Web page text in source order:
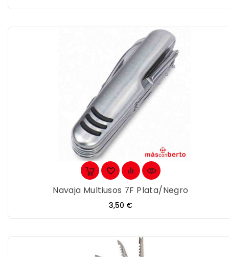
Navaja Multiusos 7F Plata/negro
Precio
3,50 €